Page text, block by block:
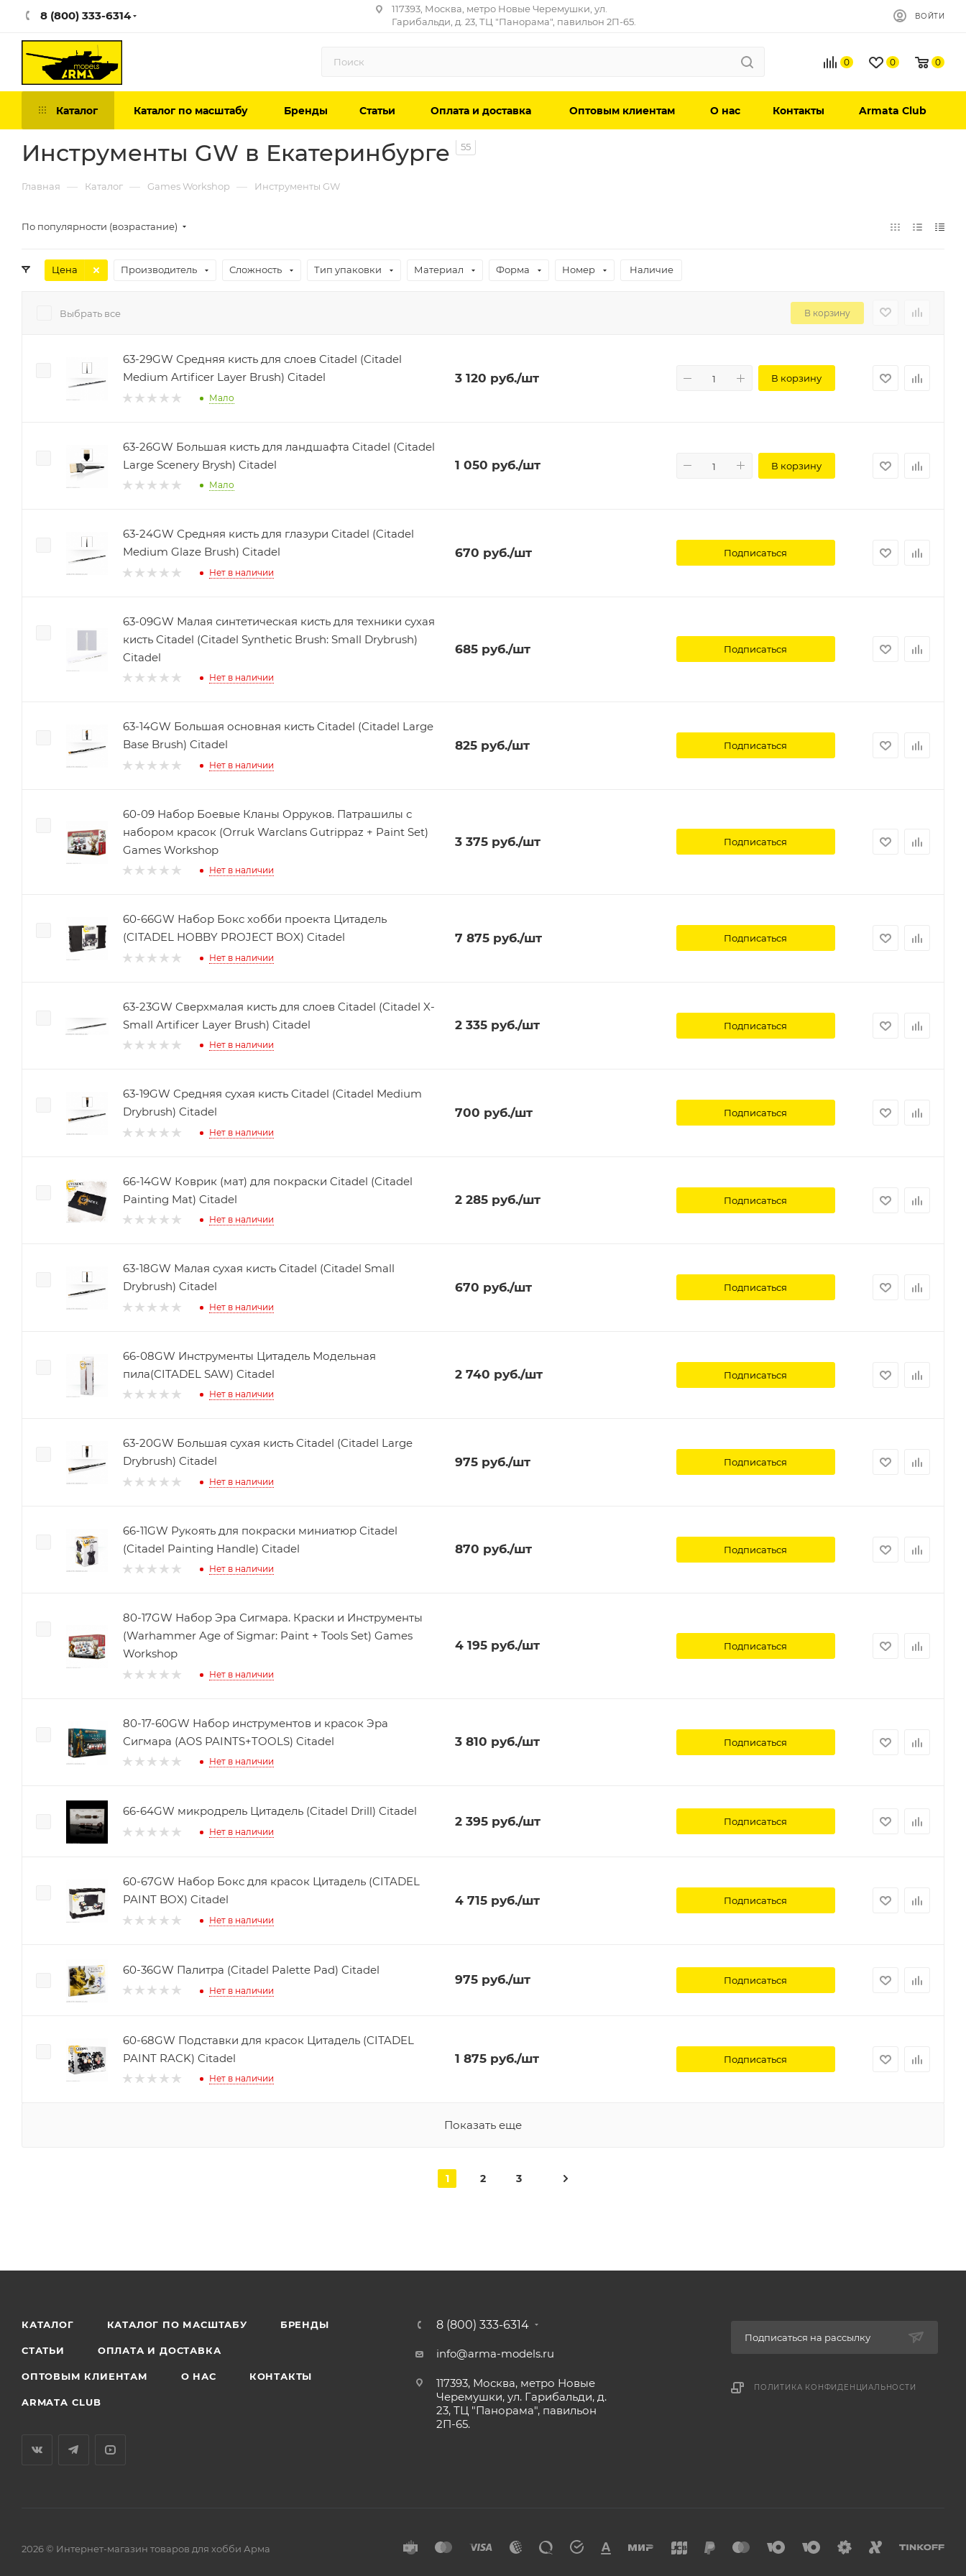
8 (800) 333-6314
117393, Москва, метро Новые Черемушки, ул.
Гарибальди, д. 23, ТЦ "Панорама", павильон 2П-65.
ВОЙТИ
0 0 0
Каталог Каталог по масштабу Бренды Статьи Оплата и доставка Оптовым клиентам О нас Контакты Armata Club
Инструменты GW в Екатеринбурге 55
Главная — Каталог — Games Workshop — Инструменты GW
По популярности (возрастание)
Цена Производитель Сложность Тип упаковки Материал Форма Номер Наличие
Выбрать все В корзину
63-29GW Средняя кисть для слоев Citadel (Citadel
Medium Artificer Layer Brush) Citadel
Мало
3 120 руб./шт В корзину
63-26GW Большая кисть для ландшафта Citadel (Citadel
Large Scenery Brysh) Citadel
Мало
1 050 руб./шт В корзину
63-24GW Средняя кисть для глазури Citadel (Citadel
Medium Glaze Brush) Citadel
Нет в наличии
670 руб./шт Подписаться
63-09GW Малая синтетическая кисть для техники сухая
кисть Citadel (Citadel Synthetic Brush: Small Drybrush)
Citadel
Нет в наличии
685руб./шт Подписаться
63-14GW Большая основная кисть Citadel (Citadel Large
Base Brush) Citadel
Нет в наличии
825руб./шт Подписаться
60-09 Набор Боевые Кланы Орруков. Патрашилы с
набором красок (Orruk Warclans Gutrippaz + Paint Set)
Games Workshop
Нет в наличии
3 375руб./шт Подписаться
60-66GW Набор Бокс хобби проекта Цитадель
(CITADEL HOBBY PROJECT BOX) Citadel
Нет в наличии
7 875руб./шт Подписаться
63-23GW Сверхмалая кисть для слоев Citadel (Citadel X-
Small Artificer Layer Brush) Citadel
Нет в наличии
2 335руб./шт Подписаться
63-19GW Средняя сухая кисть Citadel (Citadel Medium
Drybrush) Citadel
Нет в наличии
700 руб./шт Подписаться
66-14GW Коврик (мат) для покраски Citadel (Citadel
Painting Mat) Citadel
Нет в наличии
2 285руб./шт Подписаться
63-18GW Малая сухая кисть Citadel (Citadel Small
Drybrush) Citadel
Нет в наличии
670 руб./шт Подписаться
66-08GW Инструменты Цитадель Модельная
пила(CITADEL SAW) Citadel
Нет в наличии
2 740 руб./шт Подписаться
63-20GW Большая сухая кисть Citadel (Citadel Large
Drybrush) Citadel
Нет в наличии
975руб./шт Подписаться
66-11GW Рукоять для покраски миниатюр Citadel
(Citadel Painting Handle) Citadel
Нет в наличии
870 руб./шт Подписаться
80-17GW Набор Эра Сигмара. Краски и Инструменты
(Warhammer Age of Sigmar: Paint + Tools Set) Games
Workshop
Нет в наличии
4 195руб./шт Подписаться
80-17-60GW Набор инструментов и красок Эра
Сигмара (AOS PAINTS+TOOLS) Citadel
Нет в наличии
3 810 руб./шт Подписаться
66-64GW микродрель Цитадель (Citadel Drill) Citadel
Нет в наличии
2 395руб./шт Подписаться
60-67GW Набор Бокс для красок Цитадель (CITADEL
PAINT BOX) Citadel
Нет в наличии
4 715руб./шт Подписаться
60-36GW Палитра (Citadel Palette Pad) Citadel
Нет в наличии
975руб./шт Подписаться
60-68GW Подставки для красок Цитадель (CITADEL
PAINT RACK) Citadel
Нет в наличии
1 875руб./шт Подписаться
Показать еще
1 2 3
КАТАЛОГ КАТАЛОГ ПО МАСШТАБУ БРЕНДЫ
СТАТЬИ ОПЛАТА И ДОСТАВКА
ОПТОВЫМ КЛИЕНТАМ О НАС КОНТАКТЫ
ARMATA CLUB
8 (800) 333-6314
info@arma-models.ru
117393, Москва, метро Новые
Черемушки, ул. Гарибальди, д.
23, ТЦ "Панорама", павильон
2П-65.
Подписаться на рассылку
ПОЛИТИКА КОНФИДЕНЦИАЛЬНОСТИ
2026 © Интернет-магазин товаров для хобби Арма